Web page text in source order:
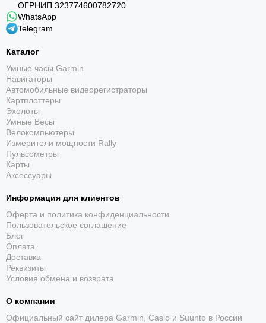
ОГРНИП 323774600782720
WhatsApp
Telegram
Каталог
Умные часы Garmin
Навигаторы
Автомобильные видеорегистраторы
Картплоттеры
Эхолоты
Умные Весы
Велокомпьютеры
Измерители мощности Rally
Пульсометры
Карты
Аксессуары
Информация для клиентов
Оферта и политика конфиденциальности
Пользовательское соглашение
Блог
Оплата
Доставка
Реквизиты
Условия обмена и возврата
О компании
Официальный сайт дилера Garmin, Casio и Suunto в России